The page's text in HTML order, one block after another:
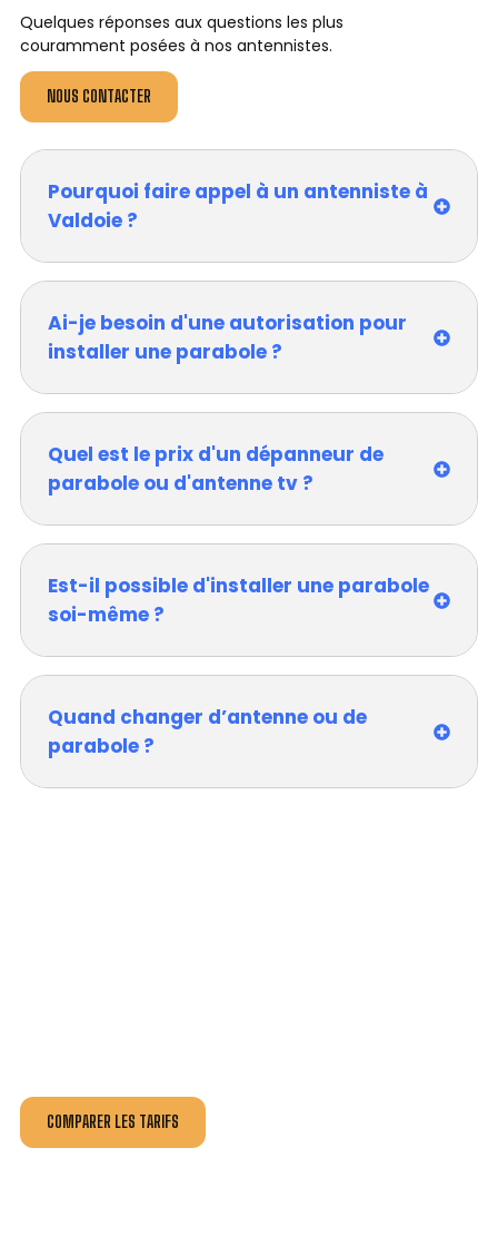
Quelques réponses aux questions les plus
couramment posées à nos antennistes.
NOUS CONTACTER
Pourquoi faire appel à un antenniste à
Valdoie ?
Ai-je besoin d'une autorisation pour
installer une parabole ?
Quel est le prix d'un dépanneur de
parabole ou d'antenne tv ?
Est-il possible d'installer une parabole
soi-même ?
Quand changer d’antenne ou de
parabole ?
COMPARER LES TARIFS